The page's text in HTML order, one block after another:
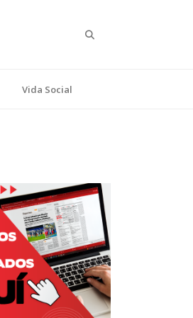
Vida Social